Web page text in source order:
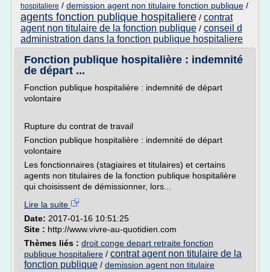
hospitaliere / demission agent non titulaire fonction publique /
agents fonction publique hospitaliere / contrat
agent non titulaire de la fonction publique / conseil d
administration dans la fonction publique hospitaliere
Fonction publique hospitalière : indemnité
de départ ...
Fonction publique hospitalière : indemnité de départ
volontaire
Rupture du contrat de travail
Fonction publique hospitalière : indemnité de départ
volontaire
Les fonctionnaires (stagiaires et titulaires) et certains
agents non titulaires de la fonction publique hospitalière
qui choisissent de démissionner, lors...
Lire la suite
Date: 2017-01-16 10:51:25
Site : http://www.vivre-au-quotidien.com
Thèmes liés : droit conge depart retraite fonction
publique hospitaliere / contrat agent non titulaire de la
fonction publique / demission agent non titulaire